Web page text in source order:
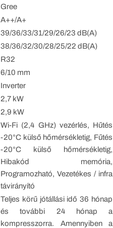
Gree
A++/A+
39/36/33/31/29/26/23 dB(A)
38/36/32/30/28/25/22 dB(A)
R32
6/10 mm
Inverter
2,7 kW
2,9 kW
Wi-Fi (2,4 GHz) vezérlés, Hűtés
-20°C külső hőmérsékletig, Fűtés
-20°C külső hőmérsékletig,
Hibakód memória,
Programozható, Vezetékes / infra
távirányító
Teljes körű jótállási idő 36 hónap
és további 24 hónap a
kompresszorra. Amennyiben a